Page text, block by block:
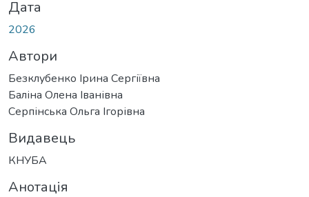
Дата
2026
Автори
Безклубенко Ірина Сергіївна
Баліна Олена Іванівна
Серпінська Ольга Ігорівна
Видавець
КНУБА
Анотація